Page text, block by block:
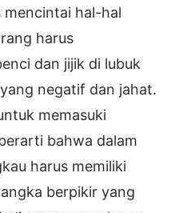
mencintai hal-hal
harus
dan jijik di lubuk
negatif dan jahat.
memasuki
bahwa dalam
harus memiliki
berpikir yang